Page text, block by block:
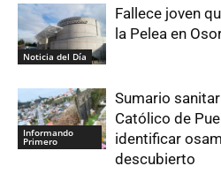
Noticia del Día
Fallece joven
la Pelea en
Informando
Primero
Sumario
Católico de
identificar
descubierto